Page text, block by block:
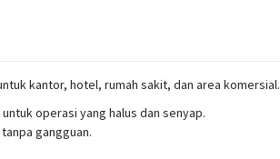
kantor, hotel, rumah sakit, dan area komersial.
operasi yang halus dan senyap.
gangguan.